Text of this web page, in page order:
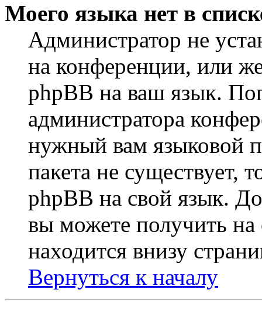
Моего языка нет в
Администратор не
на конференции, или
phpBB на ваш язык.
администратора
нужный вам языковой
пакета не существует,
phpBB на свой язык.
вы можете получить на
находится внизу
Вернуться к началу